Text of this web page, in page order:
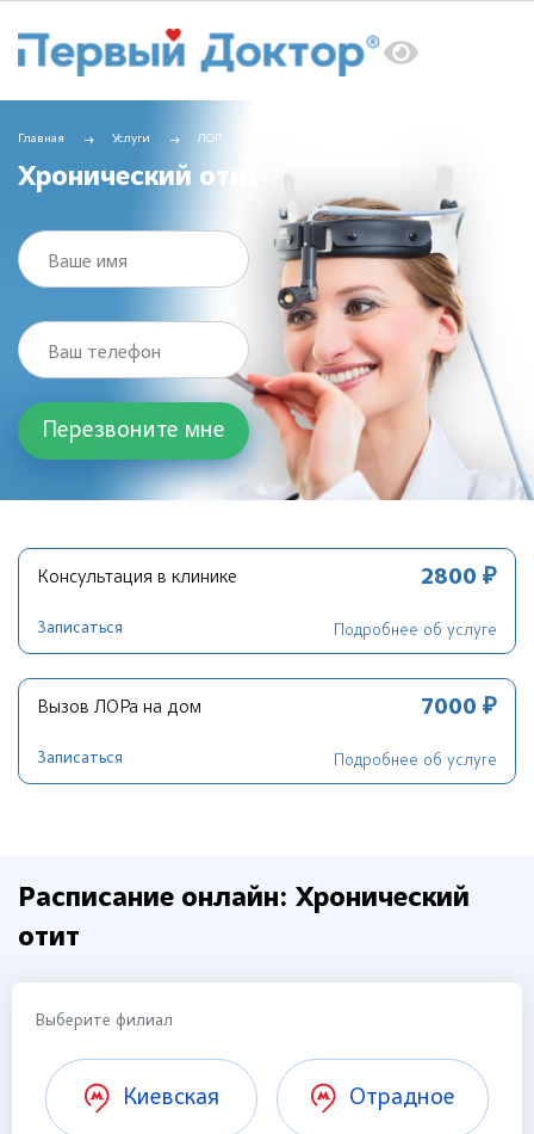
Главная Услуги ЛОР
Хронический отит
Ваше имя
Ваш телефон
Консультация в клинике 2800 ₽
Записаться Подробнее об услуге
Вызов ЛОРа на дом 7000 ₽
Записаться Подробнее об услуге
Расписание онлайн: Хронический
отит
Выберите филиал
Киевская Отрадное